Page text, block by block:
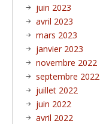
juin 2023
avril 2023
mars 2023
janvier 2023
novembre 2022
septembre 2022
juillet 2022
juin 2022
avril 2022